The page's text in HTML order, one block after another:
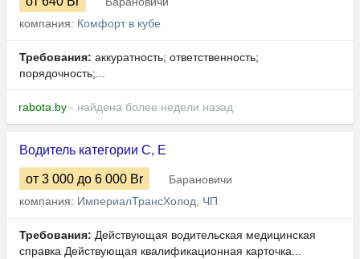
компания: Комфорт в кубе
Требования: аккуратность; ответственность;
порядочность;...
rabota.by - найдена более недели назад
Водитель категории C, Е
от 3 000 до 6 000 Br
Барановичи
компания: ИмпериалТрансХолод, ЧП
Требования: Действующая водительская медицинская
справка Действующая квалификационная карточка...